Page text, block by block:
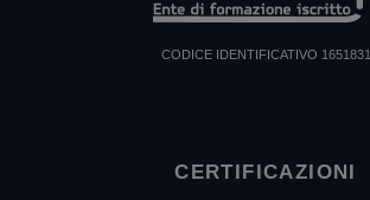
CODICE IDENTIFICATIVO 1651831
CERTIFICAZIONI